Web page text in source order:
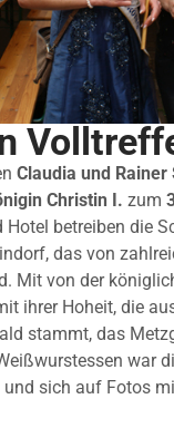
Claudia und Rainer
Christin I. zum
betreiben die
das von
Mit von der
ihrer Hoheit, die
stammt, das
war
sich auf Fotos